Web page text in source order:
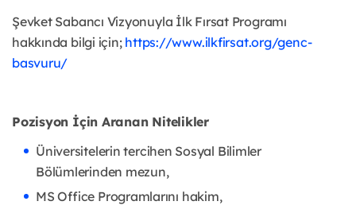
Şevket Sabancı Vizyonuyla İlk Fırsat Programı
hakkında bilgi için; https://www.ilkfirsat.org/genc-
basvuru/
Pozisyon İçin Aranan Nitelikler
Üniversitelerin tercihen Sosyal Bilimler
Bölümlerinden mezun,
MS Office Programlarını hakim,